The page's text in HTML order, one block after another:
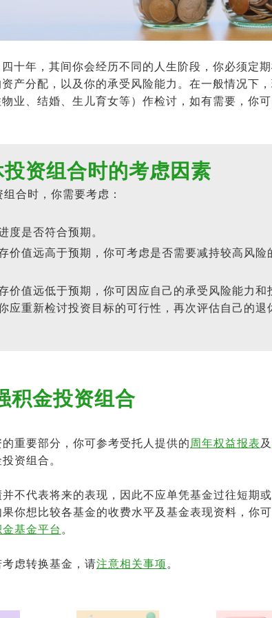
十年，其间你会经历不同的人生阶段，你必须定
产分配，以及你的承受风险能力。在一般情况下
业、结婚、生儿育女等）作检讨，如有需要，你
资组合时的考虑因素
合时，你需要考虑：
度是否符合预期。
价值远高于预期，你可考虑是否需要减持较高风
价值远低于预期，你可因应自己的承受风险能力
应重新检讨投资目标的可行性，再次评估自己的
积金投资组合
重要部分，你可参考受托人提供的周年权益报表及
资组合。
不代表将来的表现，因此不应单凭基金过往短期
你想比较各基金的收费水平及基金表现资料，你
基金平台 。
虑转换基金，请注意相关事项。